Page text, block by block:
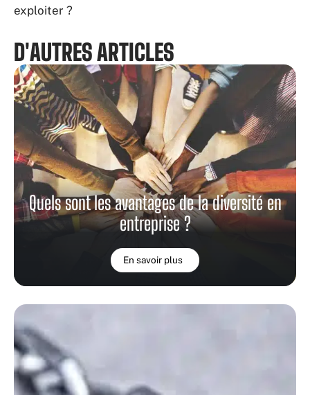
exploiter ?
D'AUTRES ARTICLES
Quels sont les avantages de la diversité en
entreprise ?
En savoir plus